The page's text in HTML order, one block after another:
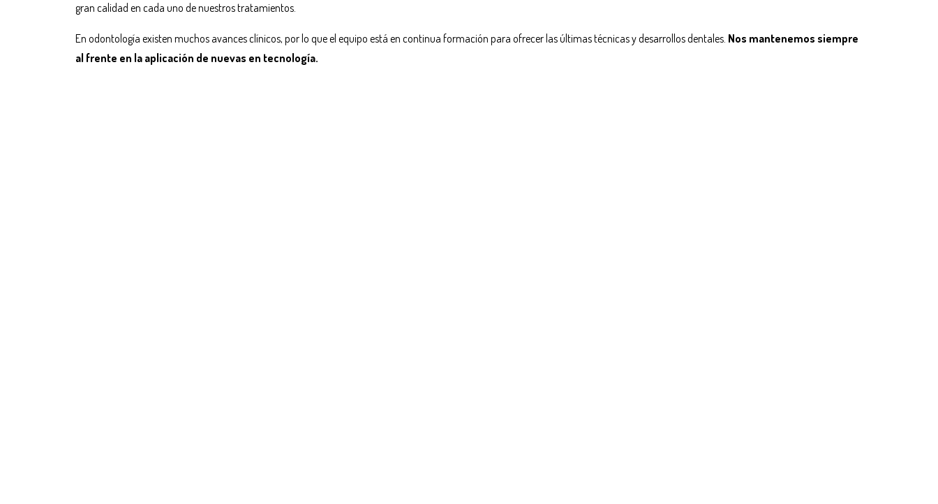
gran calidad en cada uno de nuestros tratamientos.
En odontología existen muchos avances clínicos, por lo que el equipo está en continua formación para ofrecer las últimas técnicas y desarrollos dentales. Nos mantenemos siempre
al frente en la aplicación de nuevas en tecnología.